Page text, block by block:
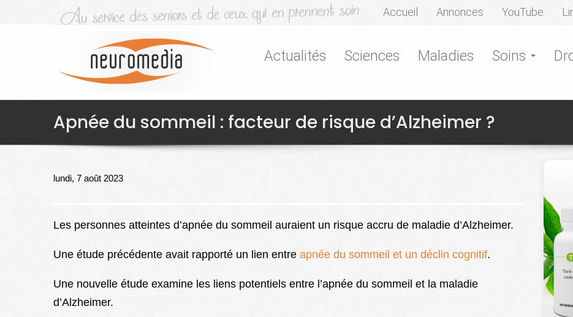
Accueil Annonces YouTube
Actualités Sciences Maladies Soins
Apnée du sommeil : facteur de risque d’Alzheimer ?
lundi, 7 août 2023
Les personnes atteintes d’apnée du sommeil auraient un risque accru de maladie d’Alzheimer.
Une étude précédente avait rapporté un lien entre apnée du sommeil et un déclin cognitif.
Une nouvelle étude examine les liens potentiels entre l’apnée du sommeil et la maladie
d’Alzheimer.